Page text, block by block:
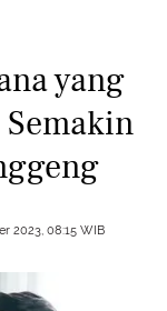
yang
2023, 08:15 WIB